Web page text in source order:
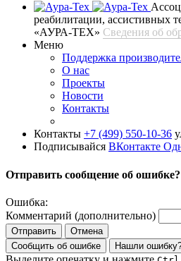
реабилитации, ассистивных
«АУРА-ТЕХ» Сведения об
Меню
Поддержка
О нас
Проекты
Новости
Контакты
Контакты +7 (499) 550-10-36
Подписывайся ВКонтакте
Отправить сообщение об ошибке?
Ошибка:
Комментарий (дополнительно)
Отправить
Отмена
Сообщить об ошибке
Нашли